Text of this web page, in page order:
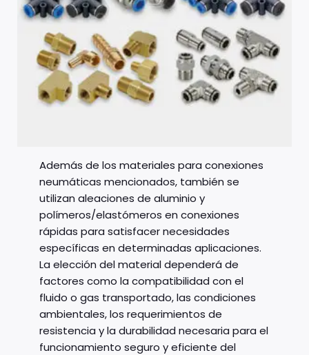
Además de los materiales para conexiones
neumáticas mencionados, también se
utilizan aleaciones de aluminio y
polímeros/elastómeros en conexiones
rápidas para satisfacer necesidades
específicas en determinadas aplicaciones.
La elección del material dependerá de
factores como la compatibilidad con el
fluido o gas transportado, las condiciones
ambientales, los requerimientos de
resistencia y la durabilidad necesaria para el
funcionamiento seguro y eficiente del